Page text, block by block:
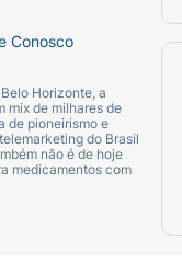
tonalidades.
Conosco
Horizonte, a
mix de milhares de
de pioneirismo e
do Brasil
não é de hoje
medicamentos com